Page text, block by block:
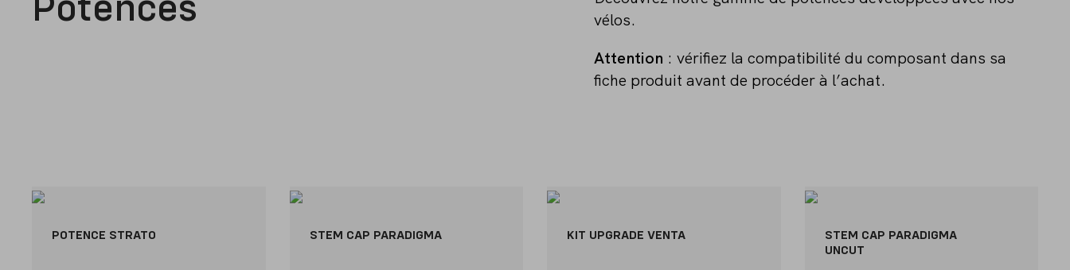
vélos.
Attention : vérifiez la compatibilité du composant dans sa
fiche produit avant de procéder à l’achat.
POTENCE STRATO STEM CAP PARADIGMA KIT UPGRADE VENTA
STEM CAP PARADIGMA
UNCUT